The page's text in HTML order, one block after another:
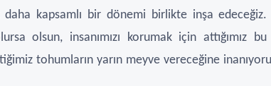
kapsamlı bir dönemi birlikte inşa edeceğiz.
olsun, insanımızı korumak için attığımız bu
tohumların yarın meyve vereceğine